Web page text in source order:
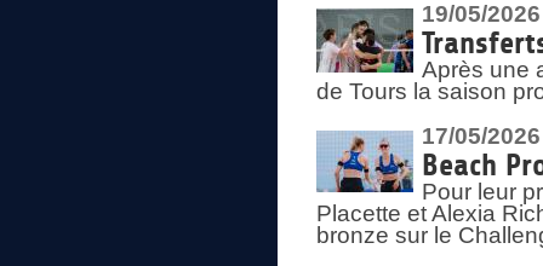
19/05/2026
Après une
de Tours la saison
17/05/2026
Beach
Pour leur
Placette et Alexia
bronze sur le